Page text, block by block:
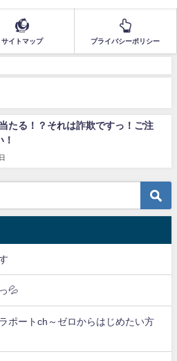
サイトマップ プライバシーポリシー
たる！？それは詐欺ですっ！ご注
💦
ポートch～ゼロからはじめたい方